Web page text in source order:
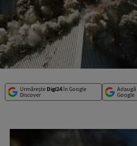
Urmărește Digi24în Google
Discover
Adaugă
Google